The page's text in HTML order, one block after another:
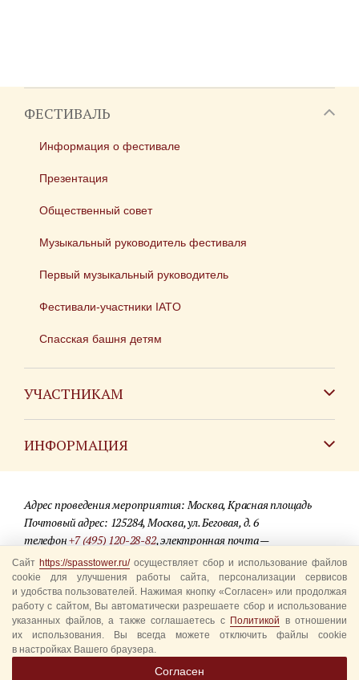
ФЕСТИВАЛЬ
Информация о фестивале
Презентация
Общественный совет
Музыкальный руководитель фестиваля
Первый музыкальный руководитель
Фестивали-участники IATO
Спасская башня детям
УЧАСТНИКАМ
ИНФОРМАЦИЯ
Для СМИ
Где купить билеты
Акции
Вопрос-ответ
Правила посещения
Уполномоченные представители
Адрес проведения мероприятия: Москва, Красная площадь
Почтовый адрес: 125284, Москва, ул. Беговая, д. 6
телефон+7 (495) 120-28-82, электронная почта —
info@spasstower.ru
© 2009-2025 Официальный сайт фестиваля «Спасская башня»
Разработка сайта —студия «Сибирикс»
Сайт https://spasstower.ru/осуществляет сбор и использование файлов
cookie для улучшения работы сайта, персонализации сервисов
и удобства пользователей. Нажимая кнопку «Согласен» или продолжая
работу с сайтом, Вы автоматически разрешаете сбор и использование
указанных файлов, а также соглашаетесь с Политикой в отношении
их использования. Вы всегда можете отключить файлы cookie
в настройках Вашего браузера.
Согласен